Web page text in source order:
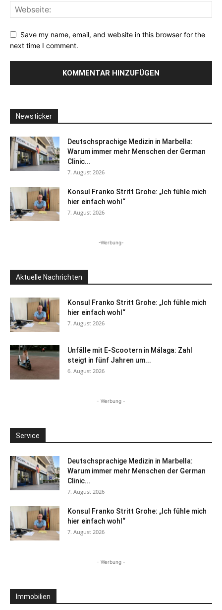
Save my name, email, and website in this browser for the
next time I comment.
Newsticker
Deutschsprachige Medizin in Marbella:
Warum immer mehr Menschen der German
Clinic...
7. August 2026
Konsul Franko Stritt Grohe: „Ich fühle mich
hier einfach wohl“
7. August 2026
-Werbung-
Aktuelle Nachrichten
Konsul Franko Stritt Grohe: „Ich fühle mich
hier einfach wohl“
7. August 2026
Unfälle mit E-Scootern in Málaga: Zahl
steigt in fünf Jahren um...
6. August 2026
- Werbung -
Service
Deutschsprachige Medizin in Marbella:
Warum immer mehr Menschen der German
Clinic...
7. August 2026
Konsul Franko Stritt Grohe: „Ich fühle mich
hier einfach wohl“
7. August 2026
- Werbung -
Immobilien